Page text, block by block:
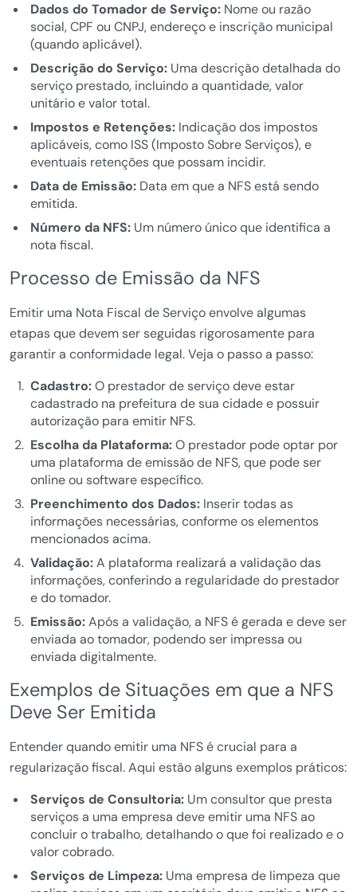
Dados do Tomador de Serviço:Nome ou razão
social, CPF ou CNPJ, endereço e inscrição municipal
(quando aplicável).
Descrição do Serviço:Uma descrição detalhada do
serviço prestado, incluindo a quantidade, valor
unitário e valor total.
Impostos e Retenções:Indicação dos impostos
aplicáveis, como ISS (Imposto Sobre Serviços), e
eventuais retenções que possam incidir.
Data de Emissão:Data em que a NFS está sendo
emitida.
Número da NFS:Um número único que identifica a
nota fiscal.
Processo de Emissão da NFS
Emitir uma Nota Fiscal de Serviço envolve algumas
etapas que devem ser seguidas rigorosamente para
garantir a conformidade legal. Veja o passo a passo:
Cadastro:O prestador de serviço deve estar
cadastrado na prefeitura de sua cidade e possuir
autorização para emitir NFS.
Escolha da Plataforma:O prestador pode optar por
uma plataforma de emissão de NFS, que pode ser
online ou software específico.
Preenchimento dos Dados:Inserir todas as
informações necessárias, conforme os elementos
mencionados acima.
Validação:A plataforma realizará a validação das
informações, conferindo a regularidade do prestador
e do tomador.
Emissão:Após a validação, a NFS é gerada e deve ser
enviada ao tomador, podendo ser impressa ou
enviada digitalmente.
Exemplos de Situações em que a NFS
Deve Ser Emitida
Entender quando emitir uma NFS é crucial para a
regularização fiscal. Aqui estão alguns exemplos práticos:
Serviços de Consultoria:Um consultor que presta
serviços a uma empresa deve emitir uma NFS ao
concluir o trabalho, detalhando o que foi realizado e o
valor cobrado.
Serviços de Limpeza:Uma empresa de limpeza que